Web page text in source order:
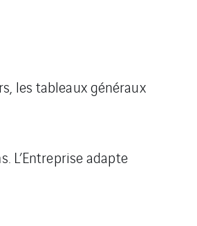
les tableaux généraux
L’Entreprise adapte